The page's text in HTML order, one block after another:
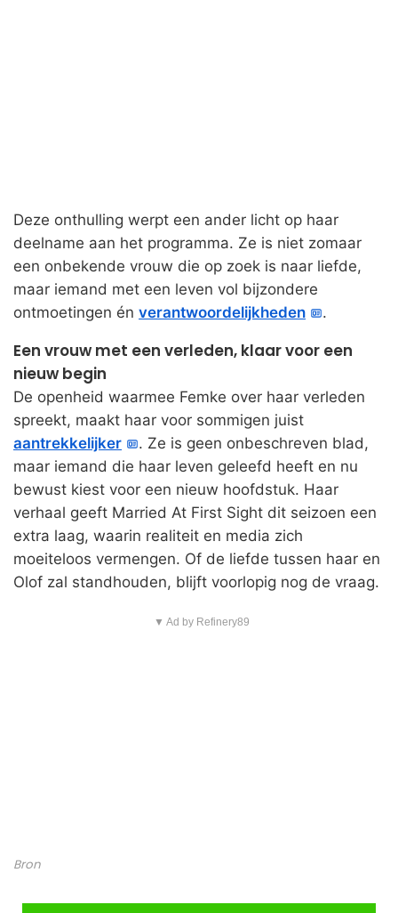
Deze onthulling werpt een ander licht op haar
deelname aan het programma. Ze is niet zomaar
een onbekende vrouw die op zoek is naar liefde,
maar iemand met een leven vol bijzondere
ontmoetingen én verantwoordelijkheden .
Een vrouw met een verleden, klaar voor een
nieuw begin
De openheid waarmee Femke over haar verleden
spreekt, maakt haar voor sommigen juist
aantrekkelijker
. Ze is geen onbeschreven blad,
maar iemand die haar leven geleefd heeft en nu
bewust kiest voor een nieuw hoofdstuk. Haar
verhaal geeft Married At First Sight dit seizoen een
extra laag, waarin realiteit en media zich
moeiteloos vermengen. Of de liefde tussen haar en
Olof zal standhouden, blijft voorlopig nog de vraag.
▼ Ad by Refinery89
Bron